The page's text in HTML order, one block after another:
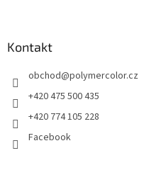
Kontakt
obchod@polymercolor.cz
+420 475 500 435
+420 774 105 228
Facebook